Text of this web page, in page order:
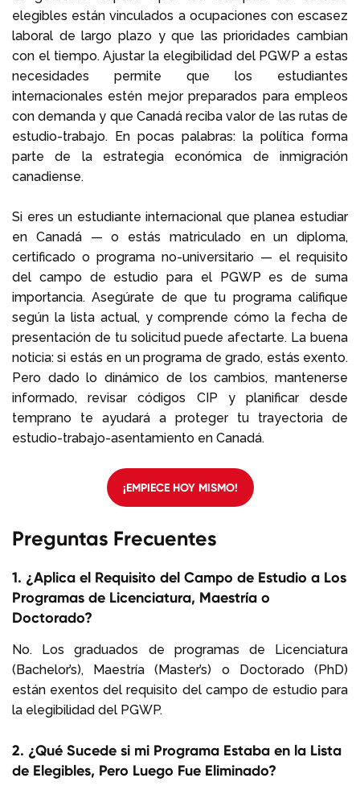
elegibles están vinculados a ocupaciones con escasez
laboral de largo plazo y que las prioridades cambian
con el tiempo. Ajustar la elegibilidad del PGWP a estas
necesidades permite que los estudiantes
internacionales estén mejor preparados para empleos
con demanda y que Canadá reciba valor de las rutas de
estudio-trabajo. En pocas palabras: la política forma
parte de la estrategia económica de inmigración
canadiense.
Si eres un estudiante internacional que planea estudiar
en Canadá — o estás matriculado en un diploma,
certificado o programa no-universitario — el requisito
del campo de estudio para el PGWP es de suma
importancia. Asegúrate de que tu programa califique
según la lista actual, y comprende cómo la fecha de
presentación de tu solicitud puede afectarte. La buena
noticia: si estás en un programa de grado, estás exento.
Pero dado lo dinámico de los cambios, mantenerse
informado, revisar códigos CIP y planificar desde
temprano te ayudará a proteger tu trayectoria de
estudio-trabajo-asentamiento en Canadá.
¡EMPIECE HOY MISMO!
Preguntas Frecuentes
1. ¿Aplica el Requisito del Campo de Estudio a Los
Programas de Licenciatura, Maestría o
Doctorado?
No. Los graduados de programas de Licenciatura
(Bachelor’s), Maestría (Master’s) o Doctorado (PhD)
están exentos del requisito del campo de estudio para
la elegibilidad del PGWP.
2. ¿Qué Sucede si mi Programa Estaba en la Lista
de Elegibles, Pero Luego Fue Eliminado?